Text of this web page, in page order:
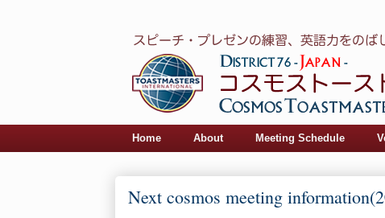
Home About Meeting Schedule
Next cosmos meeting